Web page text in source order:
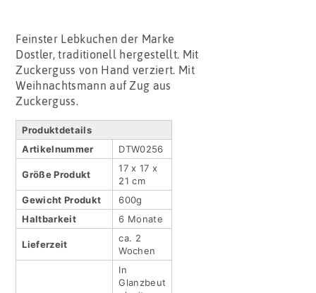
Feinster Lebkuchen der Marke
Dostler, traditionell hergestellt. Mit
Zuckerguss von Hand verziert. Mit
Weihnachtsmann auf Zug aus
Zuckerguss.
Produktdetails
Artikel­nummer
DTW0256
Größe Produkt
17 x 17 x
21 cm
Gewicht Produkt
600g
Haltbar­keit
6 Monate
Lieferzeit
ca. 2
Wochen
In
Glanzbeut